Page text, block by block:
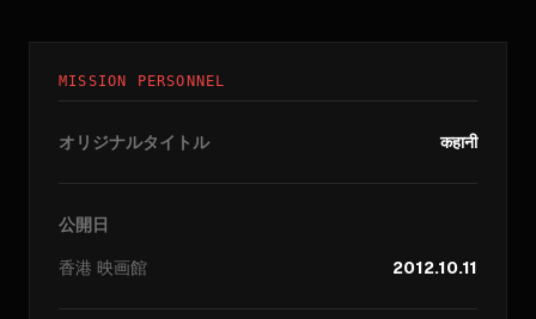
MISSION PERSONNEL
オリジナルタイトル कहानी
公開日
香港 映画館 2012.10.11